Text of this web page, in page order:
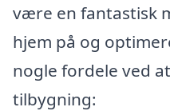
være en fantastisk
hjem på og
nogle fordele ved
tilbygning: